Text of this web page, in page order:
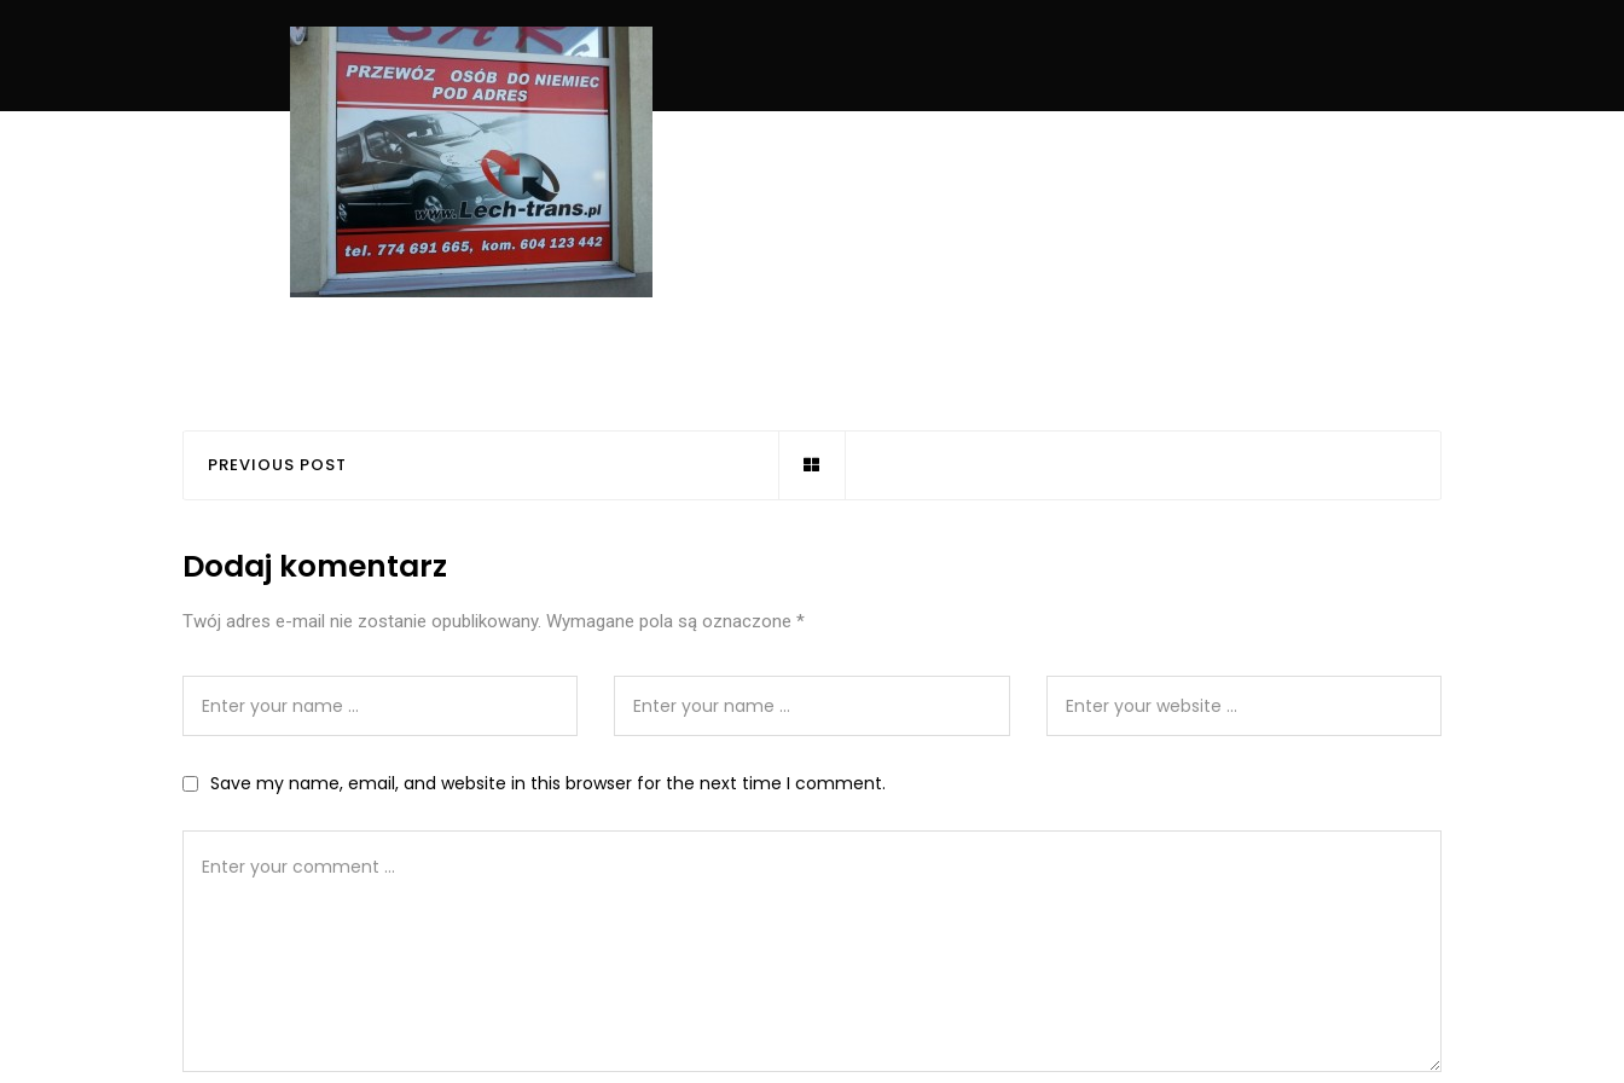
PREVIOUS POST
Dodaj komentarz
Twój adres e-mail nie zostanie opublikowany. Wymagane pola są oznaczone *
Save my name, email, and website in this browser for the next time I comment.